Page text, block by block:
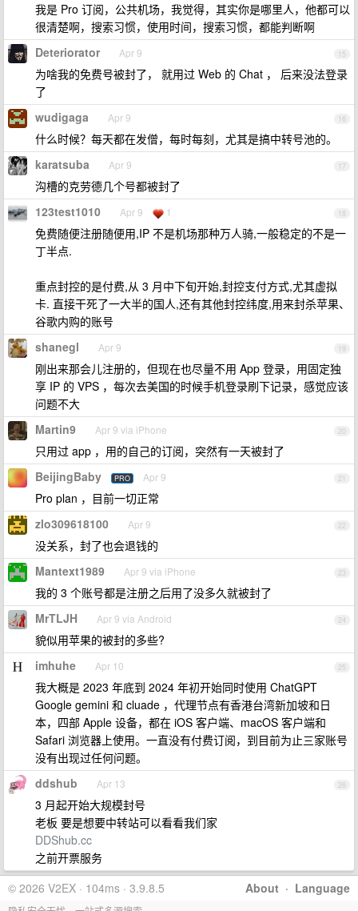
我是 Pro 订阅，公共机场，我觉得，其实你是哪里人，他都可以
很清楚啊，搜索习惯，使用时间，搜索习惯，都能判断啊
15
Deteriorator Apr 9
为啥我的免费号被封了， 就用过 Web 的 Chat ， 后来没法登录
了
16
wudigaga Apr 9
什么时候？每天都在发僧，每时每刻，尤其是搞中转号池的。
17
karatsuba Apr 9
沟槽的克劳德几个号都被封了
18
123test1010 Apr 9 1
免费随便注册随便用,IP 不是机场那种万人骑,一般稳定的不是一
丁半点.
重点封控的是付费,从 3 月中下旬开始,封控支付方式,尤其虚拟
卡. 直接干死了一大半的国人,还有其他封控纬度,用来封杀苹果、
谷歌内购的账号
19
shanegl Apr 9
刚出来那会儿注册的，但现在也尽量不用 App 登录，用固定独
享 IP 的 VPS ，每次去美国的时候手机登录刷下记录，感觉应该
问题不大
20
Martin9 Apr 9 via iPhone
只用过 app ，用的自己的订阅，突然有一天被封了
21
BeijingBaby PRO Apr 9
Pro plan ，目前一切正常
22
zlo309618100 Apr 9
没关系，封了也会退钱的
23
Mantext1989 Apr 9 via iPhone
我的 3 个账号都是注册之后用了没多久就被封了
24
MrTLJH Apr 9 via Android
貌似用苹果的被封的多些?
25
imhuhe Apr 10
我大概是 2023 年底到 2024 年初开始同时使用 ChatGPT
Google gemini 和 cluade ，代理节点有香港台湾新加坡和日
本，四部 Apple 设备，都在 iOS 客户端、macOS 客户端和
Safari 浏览器上使用。一直没有付费订阅，到目前为止三家账号
没有出现过任何问题。
26
ddshub Apr 13
3 月起开始大规模封号
老板 要是想要中转站可以看看我们家
DDShub.cc
之前开票服务
About · Language
© 2026 V2EX · 104ms · 3.9.8.5